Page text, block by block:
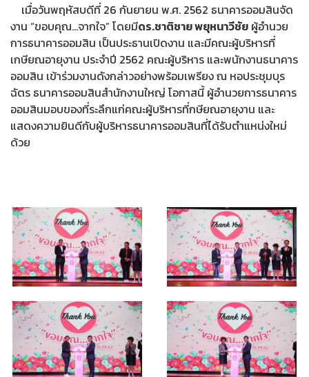
เมื่อวันพฤหัสบดีที่ 26 กันยายน พ.ศ. 2562 ธนาคารออมสินจัด
งาน “ขอบคุณ…จากใจ” โดยมีดร.ชาติชาย พยุหนาวีชัย ผู้อำนวย
การธนาคารออมสิน เป็นประธานเปิดงาน และมีคณะผู้บริหารที่
เกษียณอายุงาน ประจำปี 2562 คณะผู้บริหาร และพนักงานธนาคาร
ออมสิน เข้าร่วมงานดังกล่าวอย่างพร้อมเพรียง ณ หอประชุมบุร
ฉัตร ธนาคารออมสินสำนักงานใหญ่ โอกาสนี้ ผู้อำนวยการธนาคาร
ออมสินมอบของที่ระลึกแก่คณะผู้บริหารที่กษียณอายุงาน และ
แสดงความยินดีกับผู้บริหารธนาคารออมสินที่ได้รับตำแหน่งใหม่
ด้วย